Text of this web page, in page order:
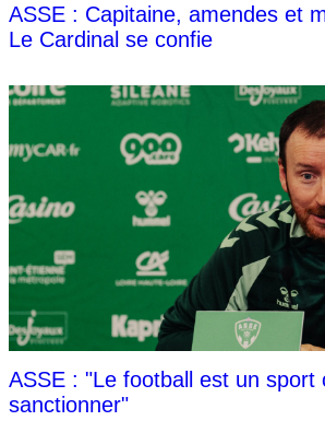
ASSE : Capitaine, amendes et
Le Cardinal se confie
ASSE : "Le football est un sport
sanctionner"